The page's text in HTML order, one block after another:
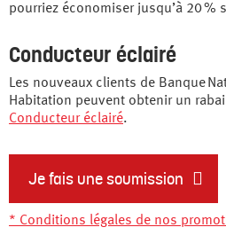
pourriez économiser jusqu’à 20 %
Conducteur éclairé
Les nouveaux clients de Banque
Habitation peuvent obtenir un
Conducteur éclairé.
Je fais une soumission
* Conditions légales de nos